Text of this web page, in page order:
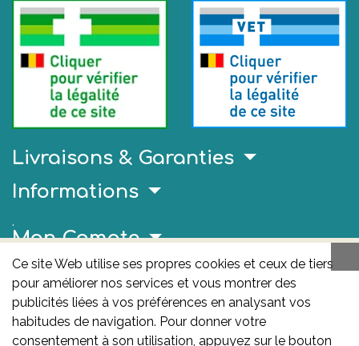
Livraisons & Garanties
Ce site Web utilise ses propres cookies et ceux de tiers
pour améliorer nos services et vous montrer des
publicités liées à vos préférences en analysant vos
habitudes de navigation. Pour donner votre
consentement à son utilisation, appuyez sur le bouton
Informations
.
Mon Compte
Liens Utiles
AFMPS
L'AFMPS est l’autorité compétente en matière de